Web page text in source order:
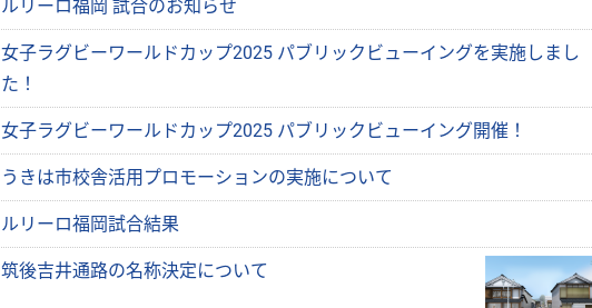
ルリーロ福岡 試合のお知らせ
女子ラグビーワールドカップ2025 パブリックビューイングを実施しまし
た！
女子ラグビーワールドカップ2025 パブリックビューイング開催！
うきは市校舎活用プロモーションの実施について
ルリーロ福岡試合結果
筑後吉井通路の名称決定について